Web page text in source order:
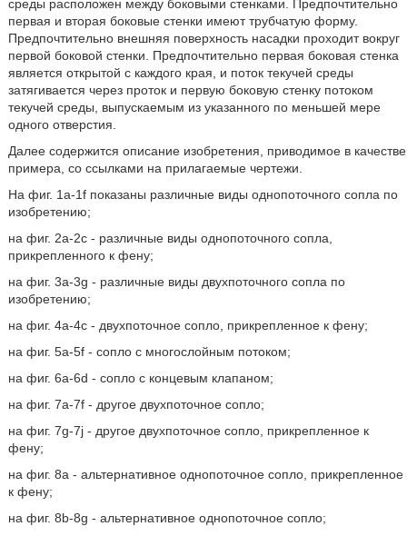
среды расположен между боковыми стенками. Предпочтительно
первая и вторая боковые стенки имеют трубчатую форму.
Предпочтительно внешняя поверхность насадки проходит вокруг
первой боковой стенки. Предпочтительно первая боковая стенка
является открытой с каждого края, и поток текучей среды
затягивается через проток и первую боковую стенку потоком
текучей среды, выпускаемым из указанного по меньшей мере
одного отверстия.
Далее содержится описание изобретения, приводимое в качестве
примера, со ссылками на прилагаемые чертежи.
На фиг. 1a-1f показаны различные виды однопоточного сопла по
изобретению;
на фиг. 2а-2с - различные виды однопоточного сопла,
прикрепленного к фену;
на фиг. 3а-3g - различные виды двухпоточного сопла по
изобретению;
на фиг. 4а-4с - двухпоточное сопло, прикрепленное к фену;
на фиг. 5а-5f - сопло с многослойным потоком;
на фиг. 6а-6d - сопло с концевым клапаном;
на фиг. 7а-7f - другое двухпоточное сопло;
на фиг. 7g-7j - другое двухпоточное сопло, прикрепленное к
фену;
на фиг. 8а - альтернативное однопоточное сопло, прикрепленное
к фену;
на фиг. 8b-8g - альтернативное однопоточное сопло;